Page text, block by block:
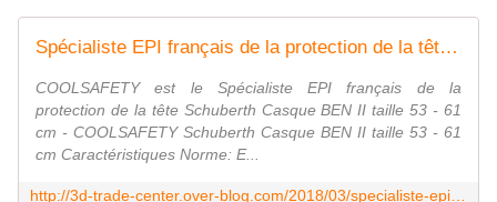
Spécialiste EPI français de la protection de la tête: COOLSAFETY casque Schuberth Casque BEN II - 3D Trade Center
COOLSAFETY est le Spécialiste EPI français de la
protection de la tête Schuberth Casque BEN II taille 53 - 61
cm - COOLSAFETY Schuberth Casque BEN II taille 53 - 61
cm Caractéristiques Norme: E...